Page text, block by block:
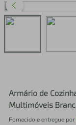
Armário de
Multimóveis
Fornecido e entregue por
perfume